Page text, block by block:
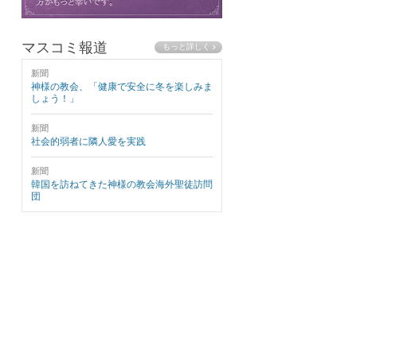
マスコミ報道
新聞
神様の教会、「健康で安全に冬を楽しみま
しょう！」
新聞
社会的弱者に隣人愛を実践
新聞
韓国を訪ねてきた神様の教会海外聖徒訪問
団